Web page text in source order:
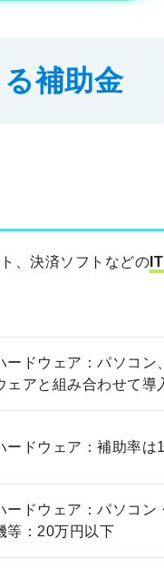
補助金
、決済ソフトなどの
ードウェア：パソコン
ェアと組み合わせて導
ードウェア：補助率は
ードウェア：パソコン
等：20万円以下